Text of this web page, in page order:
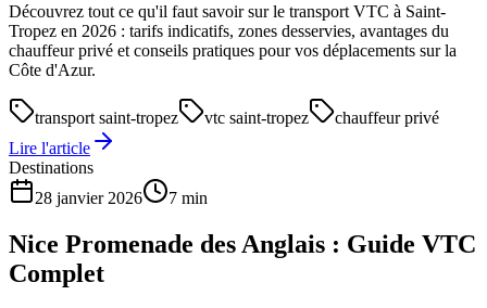
Découvrez tout ce qu'il faut savoir sur le transport VTC à Saint-
Tropez en 2026 : tarifs indicatifs, zones desservies, avantages du
chauffeur privé et conseils pratiques pour vos déplacements sur la
Côte d'Azur.
transport saint-tropez vtc saint-tropez
chauffeur privé
Lire l'article
Destinations
28 janvier 2026
7 min
Nice Promenade des Anglais : Guide VTC
Complet